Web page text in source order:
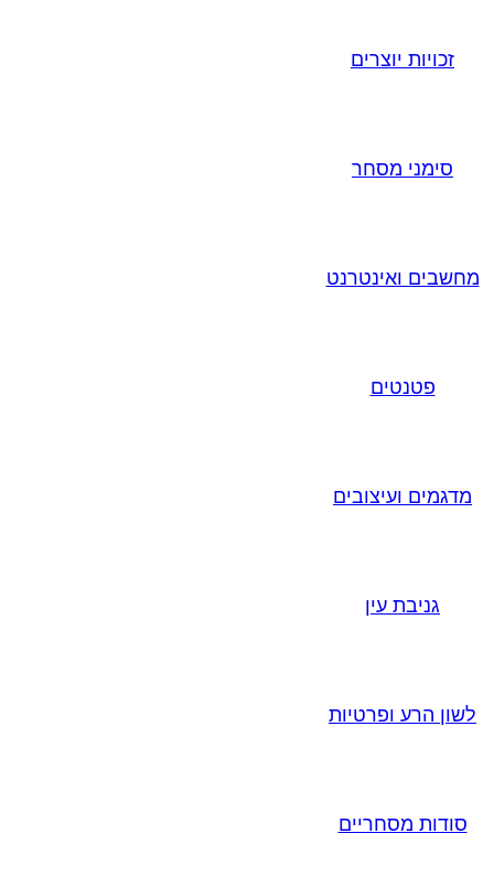
זכויות יוצרים
סימני מסחר
מחשבים ואינטרנט
פטנטים
מדגמים ועיצובים
גניבת עין
לשון הרע ופרטיות
סודות מסחריים